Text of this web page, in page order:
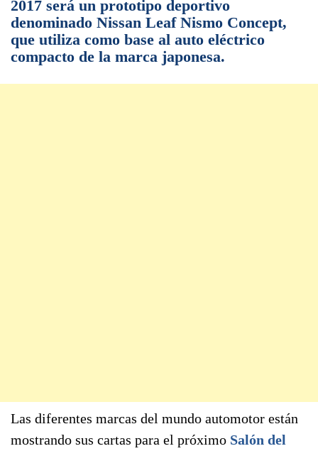
2017 será un prototipo deportivo
denominado Nissan Leaf Nismo Concept,
que utiliza como base al auto eléctrico
compacto de la marca japonesa.
Las diferentes marcas del mundo automotor están
mostrando sus cartas para el próximo Salón del